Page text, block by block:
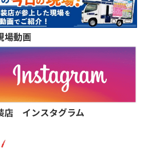
場動画
店 インスタグラム